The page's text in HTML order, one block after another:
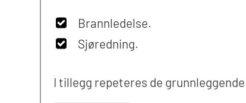
Brannledelse.
Sjøredning.
I tillegg repeteres de